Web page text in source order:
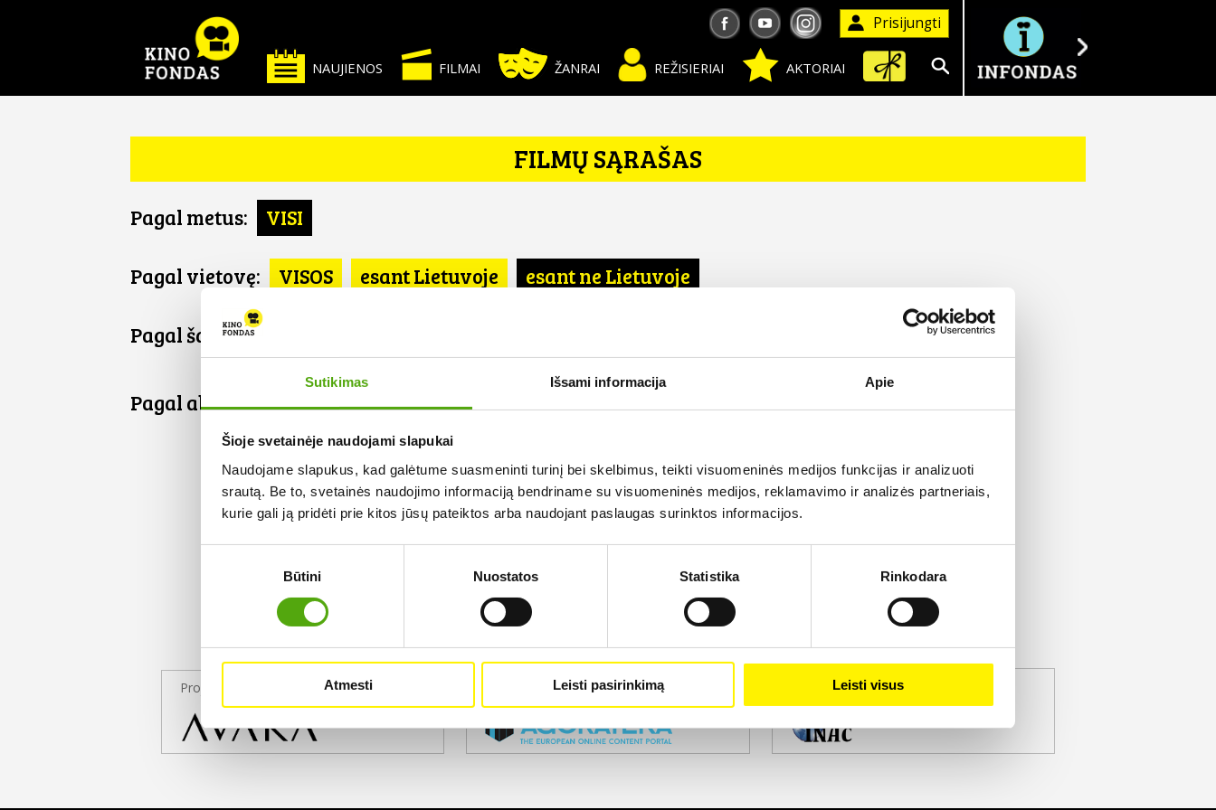
Sutikimas Išsami informacija Apie
Šioje svetainėje naudojami slapukai
Naudojame slapukus, kad galėtume suasmeninti turinį bei skelbimus, teikti visuomeninės medijos funkcijas ir analizuoti
srautą. Be to, svetainės naudojimo informaciją bendriname su visuomeninės medijos, reklamavimo ir analizės partneriais,
kurie gali ją pridėti prie kitos jūsų pateiktos arba naudojant paslaugas surinktos informacijos.
Būtini Nuostatos Statistika Rinkodara
Atmesti Leisti pasirinkimą Leisti visus
Prisijungti
AKTORIAI
REŽISIERIAI
ŽANRAI
FILMAI
NAUJIENOS
Ieškoti
FILMŲ SĄRAŠAS
Pagal metus: VISI
Pagal vietovę: VISOS esant Lietuvoje esant ne Lietuvoje
Pagal šalį: VISOS
Pagal abėcėlę:
Projekto partneris Projekto partneris Projekto partneris